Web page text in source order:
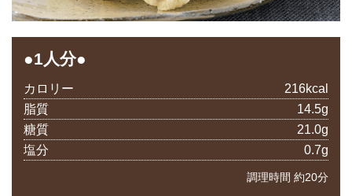
●1人分●
カロリー
216kcal
脂質
14.5g
糖質
21.0g
塩分
0.7g
調理時間 約20分